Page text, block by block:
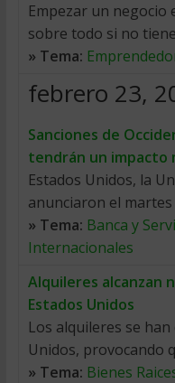
Empezar un negocio
sobre todo si no
» Tema:
febrero 23,
Sanciones de
tendrán un impacto
Estados Unidos, la
anunciaron el martes
» Tema: Banca y
Internacionales
Alquileres alcanzan
Estados Unidos
Los alquileres se
Unidos, provocando
» Tema: Bienes